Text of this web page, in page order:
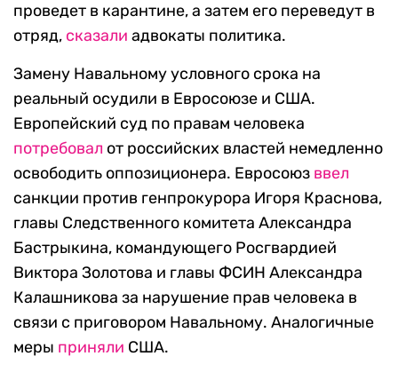
проведет в карантине, а затем его переведут в
отряд, сказали адвокаты политика.
Замену Навальному условного срока на
реальный осудили в Евросоюзе и США.
Европейский суд по правам человека
потребовал от российских властей немедленно
освободить оппозиционера. Евросоюз ввел
санкции против генпрокурора Игоря Краснова,
главы Следственного комитета Александра
Бастрыкина, командующего Росгвардией
Виктора Золотова и главы ФСИН Александра
Калашникова за нарушение прав человека в
связи с приговором Навальному. Аналогичные
меры приняли США.